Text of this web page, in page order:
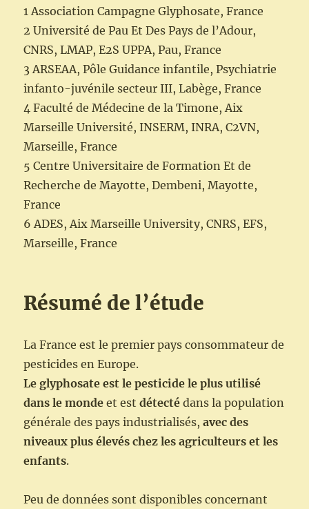
1 Association Campagne Glyphosate, France
2 Université de Pau Et Des Pays de l’Adour,
CNRS, LMAP, E2S UPPA, Pau, France
3 ARSEAA, Pôle Guidance infantile, Psychiatrie
infanto-juvénile secteur III, Labège, France
4 Faculté de Médecine de la Timone, Aix
Marseille Université, INSERM, INRA, C2VN,
Marseille, France
5 Centre Universitaire de Formation Et de
Recherche de Mayotte, Dembeni, Mayotte,
France
6 ADES, Aix Marseille University, CNRS, EFS,
Marseille, France
Résumé de l’étude
La France est le premier pays consommateur de
pesticides en Europe.
Le glyphosate est le pesticide le plus utilisé
dans le monde et estdétecté dans la population
générale des pays industrialisés,avec des
niveaux plus élevés chez les agriculteurs et les
enfants.
Peu de données sont disponibles concernant